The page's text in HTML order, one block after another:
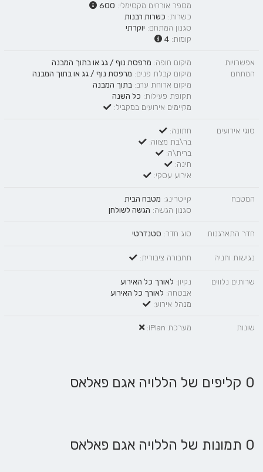
מספר אורחים מקסימלי: 600
כשרות: כשרות רבנות
סגנון המתחם: יוקרתי
קומות:4
אפשרויות
המתחם
מיקום חופה: מרפסת נוף / גג או בתוך המבנה
מיקום קבלת פנים: מרפסת נוף / גג או בתוך המבנה
מיקום ארוחת ערב: בתוך המבנה
תקופת פעילות: כל השנה
מקיימים אירועים במקביל:
סוגי אירועים
חתונה:
בר\בת מצווה:
ברית\ה:
חינה:
אירוע עסקי:
המטבח קייטרינג: מטבח הבית
סגנון הגשה: הגשה לשולחן
חדר התארגנות סוג חדר: סטנדרטי
נגישות וחניה תחבורה ציבורית:
שרותים נלווים נקיון: לאורך כל האירוע
אבטחה: לאורך כל האירוע
מנהל אירוע:
שונות מערכת iPlan:
0 קליפים של הללויה אגם פאלאס
0 תמונות של הללויה אגם פאלאס